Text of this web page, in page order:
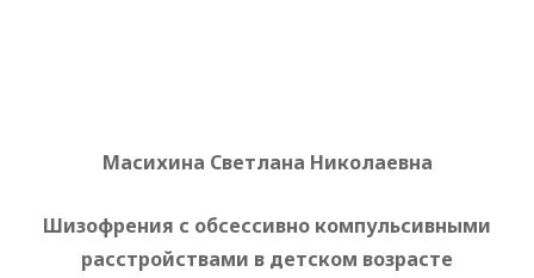
Масихина Светлана Николаевна
Шизофрения с обсессивно компульсивными
расстройствами в детском возрасте